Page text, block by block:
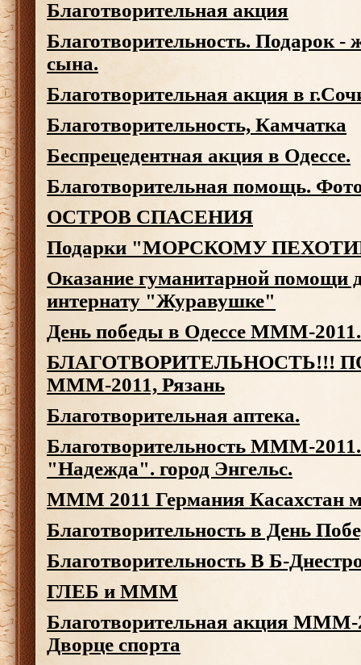
Благотворительная акция
Благотворительность. Подарок -
сына.
Благотворительная акция в
Благотворительность, Камчатка
Беспрецедентная акция в Одессе.
Благотворительная помощь.
ОСТРОВ СПАСЕНИЯ
Подарки "МОРСКОМУ
Оказание гуманитарной помощи
интернату "Журавушке"
День победы в Одессе МММ-2011.
БЛАГОТВОРИТЕЛЬНОСТЬ!!!
МММ-2011, Рязань
Благотворительная аптека.
Благотворительность МММ-
"Надежда". город Энгельс.
MMM 2011 Германия Касахстан
Благотворительность в День
Благотворительность В Б-
ГЛЕБ и МММ
Благотворительная акция МММ-
Дворце спорта